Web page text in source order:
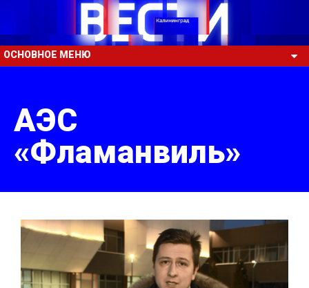
ОСНОВНОЕ МЕНЮ
АЭС
«Фламанвиль»